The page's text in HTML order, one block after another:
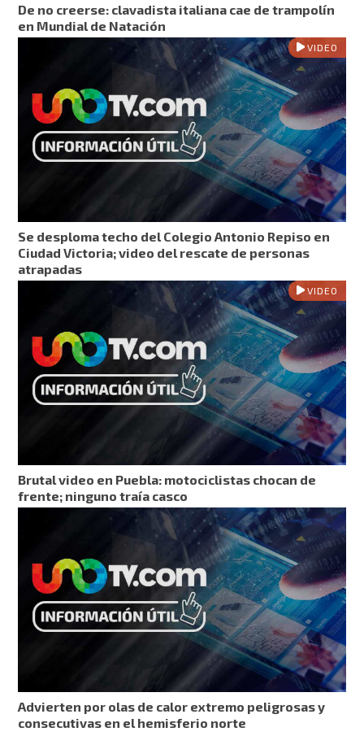
De no creerse: clavadista italiana cae de trampolín
en Mundial de Natación
VIDEO
Se desploma techo del Colegio Antonio Repiso en
Ciudad Victoria; video del rescate de personas
atrapadas
VIDEO
Brutal video en Puebla: motociclistas chocan de
frente; ninguno traía casco
Advierten por olas de calor extremo peligrosas y
consecutivas en el hemisferio norte